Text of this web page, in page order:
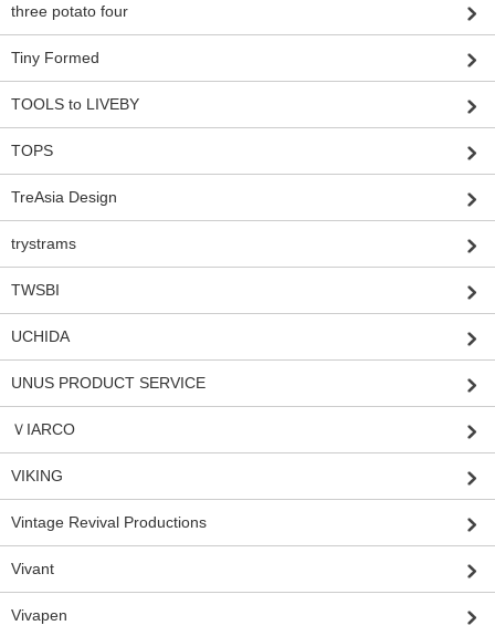
three potato four
Tiny Formed
TOOLS to LIVEBY
TOPS
TreAsia Design
trystrams
TWSBI
UCHIDA
UNUS PRODUCT SERVICE
ＶIARCO
VIKING
Vintage Revival Productions
Vivant
Vivapen